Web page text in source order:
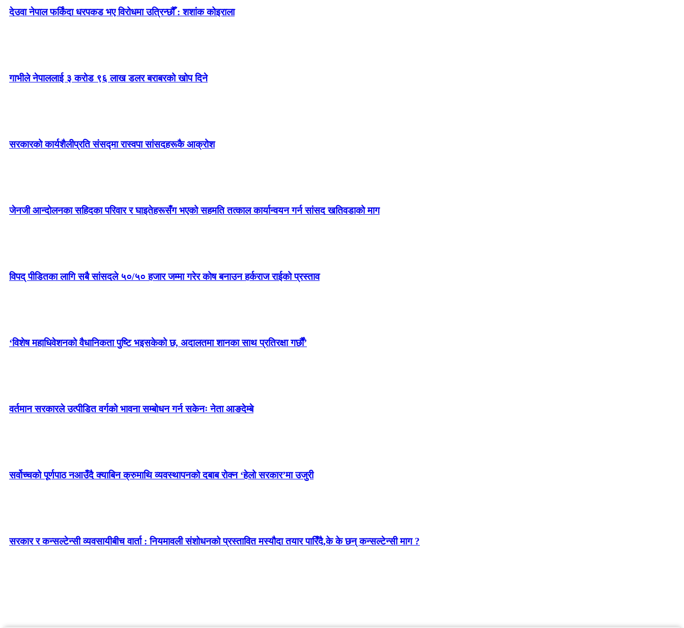
देउवा नेपाल फर्किंदा धरपकड भए विरोधमा उत्रिन्छौँ : शशांक कोइराला
गाभीले नेपाललाई ३ करोड ९६ लाख डलर बराबरको खोप दिने
सरकारको कार्यशैलीप्रति संसद्‍मा रास्वपा सांसदहरूकै आक्रोश
जेनजी आन्दोलनका सहिदका परिवार र घाइतेहरूसँग भएको सहमति तत्काल कार्यान्वयन गर्न सांसद खतिवडाको माग
विपद् पीडितका लागि सबै सांसदले ५०/५० हजार जम्मा गरेर कोष बनाउन हर्कराज राईको प्रस्ताव
‘विशेष महाधिवेशनको वैधानिकता पुष्टि भइसकेको छ, अदालतमा शानका साथ प्रतिरक्षा गर्छौं’
वर्तमान सरकारले उत्पीडित वर्गको भावना सम्बोधन गर्न सकेनः नेता आङदेम्बे
सर्वोच्चको पूर्णपाठ नआउँदै क्याबिन क्रुमाथि व्यवस्थापनको दबाब रोक्न ‘हेलो सरकार’मा उजुरी
सरकार र कन्सल्टेन्सी व्यवसायीबीच वार्ता : नियमावली संशोधनको प्रस्तावित मस्यौदा तयार पारिँदै,के के छन् कन्सल्टेन्सी माग ?